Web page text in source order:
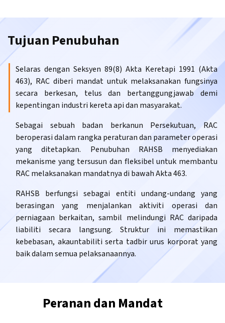
Tujuan Penubuhan
Selaras dengan Seksyen 89(8) Akta Keretapi 1991 (Akta
463), RAC diberi mandat untuk melaksanakan fungsinya
secara berkesan, telus dan bertanggungjawab demi
kepentingan industri kereta api dan masyarakat.
Sebagai sebuah badan berkanun Persekutuan, RAC
beroperasi dalam rangka peraturan dan parameter operasi
yang ditetapkan. Penubuhan RAHSB menyediakan
mekanisme yang tersusun dan fleksibel untuk membantu
RAC melaksanakan mandatnya di bawah Akta 463.
RAHSB berfungsi sebagai entiti undang-undang yang
berasingan yang menjalankan aktiviti operasi dan
perniagaan berkaitan, sambil melindungi RAC daripada
liabiliti secara langsung. Struktur ini memastikan
kebebasan, akauntabiliti serta tadbir urus korporat yang
baik dalam semua pelaksanaannya.
Peranan dan Mandat